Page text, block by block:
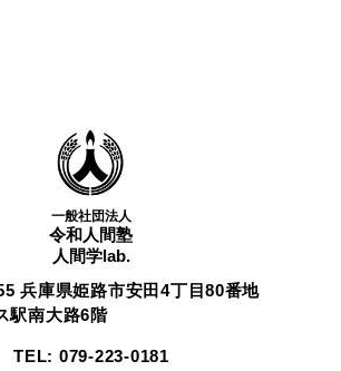
一般社団法人
令和人間塾
人間学lab.
兵庫県姫路市安田4丁目80番地
駅南大路6階
TEL: 079-223-0181